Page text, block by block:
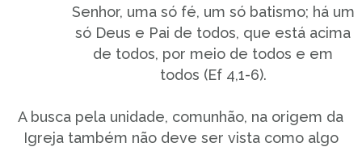
Senhor, uma só fé, um só batismo; há um
só Deus e Pai de todos, que está acima
de todos, por meio de todos e em
todos (Ef 4,1-6).
A busca pela unidade, comunhão, na origem da
Igreja também não deve ser vista como algo